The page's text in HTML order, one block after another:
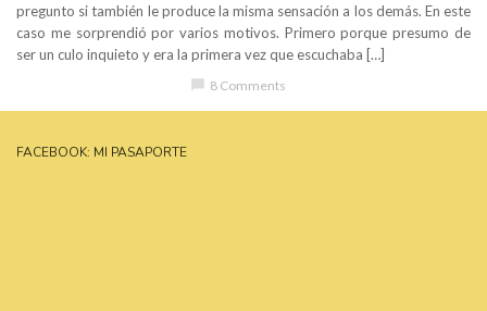
pregunto si también le produce la misma sensación a los demás. En este
caso me sorprendió por varios motivos. Primero porque presumo de
ser un culo inquieto y era la primera vez que escuchaba […]
8 Comments
FACEBOOK: MI PASAPORTE